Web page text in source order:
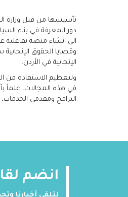
تأسيسها من قبل وزارة
دور المعرفة في بناء
الى انشاء منصة تفاعلية
وقضايا الحقوق
الإنجابية في الأردن.
ولتعظيم الاستفادة من
في هذه المجالات، علماً
البرامج ومقدمي الخدمات،
انضم
لتلقي أخبارنا